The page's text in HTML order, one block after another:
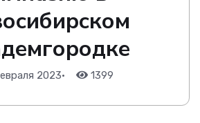
2023• 1399